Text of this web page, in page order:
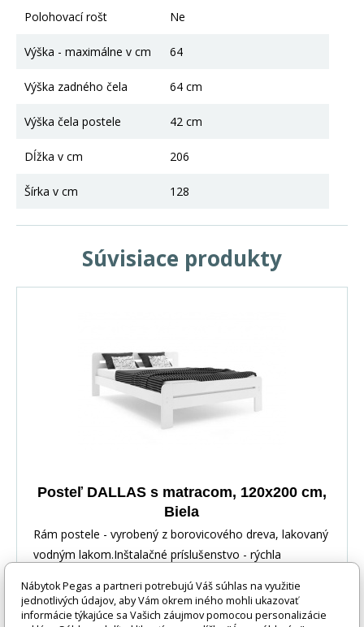
Polohovací rošt Ne
Výška - maximálne v cm 64
Výška zadného čela 64 cm
Výška čela postele 42 cm
Dĺžka v cm 206
Šírka v cm 128
Súvisiace produkty
Posteľ DALLAS s matracom, 120x200 cm,
Biela
Rám postele - vyrobený z borovicového dreva, lakovaný
vodným lakom.Inštalačné príslušenstvo - rýchla
Nábytok Pegas a partneri potrebujú Váš súhlas na využitie
jednotlivých údajov, aby Vám okrem iného mohli ukazovať
informácie týkajúce sa Vašich záujmov pomocou personalizácie